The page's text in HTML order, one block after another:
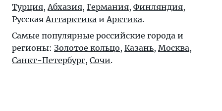
Турция, Абхазия, Германия, Финляндия,
Русская Антарктика и Арктика.
Самые популярные российские города и
регионы: Золотое кольцо, Казань, Москва,
Санкт-Петербург, Сочи.